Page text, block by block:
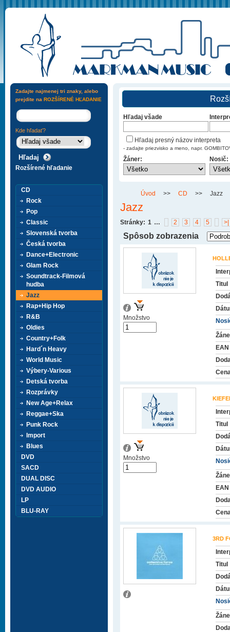
Hľadaj všade
Hľadaj presný názov interpreta
- zadajte priezvisko a meno, napr.
Žáner: Nosič:
Úvod >> CD >> Jazz
Jazz
Stránky: 1 2 3 4 5
… >|
Spôsob zobrazenia
Titul
EAN
Množstvo
Titul
EAN
Množstvo
3RD
Titul
Zadajte najmenej tri znaky, alebo
prejdite na ROZŠÍRENÉ HĽADANIE
Kde hľadať?
Rozšírené hľadanie
CD
Rock
Pop
Classic
Slovenská tvorba
Česká tvorba
Dance+Electronic
Glam Rock
Soundtrack-Filmová
hudba
Jazz
Rap+Hip Hop
R&B
Oldies
Country+Folk
Hard´n Heavy
World Music
Výbery-Various
Detská tvorba
Rozprávky
New Age+Relax
Reggae+Ska
Punk Rock
Import
Blues
DVD
SACD
DUAL DISC
DVD AUDIO
LP
BLU-RAY